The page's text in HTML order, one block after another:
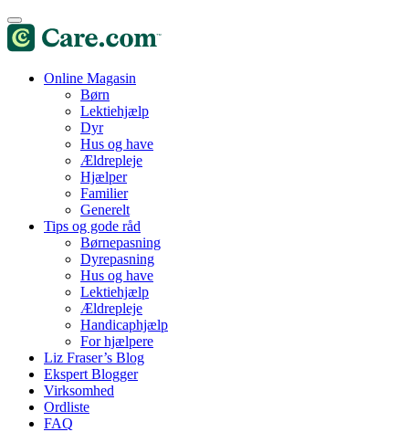
Online Magasin
Børn
Lektiehjælp
Dyr
Hus og have
Ældrepleje
Hjælper
Familier
Generelt
Tips og gode råd
Børnepasning
Dyrepasning
Hus og have
Lektiehjælp
Ældrepleje
Handicaphjælp
For hjælpere
Liz Fraser’s Blog
Ekspert Blogger
Virksomhed
Ordliste
FAQ